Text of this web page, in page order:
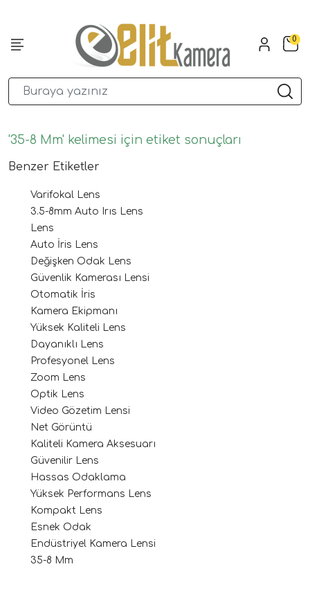
0
'35-8 Mm' kelimesi için etiket sonuçları
Benzer Etiketler
Varifokal Lens
3.5-8mm Auto Irıs Lens
Lens
Auto İris Lens
Değişken Odak Lens
Güvenlik Kamerası Lensi
Otomatik İris
Kamera Ekipmanı
Yüksek Kaliteli Lens
Dayanıklı Lens
Profesyonel Lens
Zoom Lens
Optik Lens
Video Gözetim Lensi
Net Görüntü
Kaliteli Kamera Aksesuarı
Güvenilir Lens
Hassas Odaklama
Yüksek Performans Lens
Kompakt Lens
Esnek Odak
Endüstriyel Kamera Lensi
35-8 Mm